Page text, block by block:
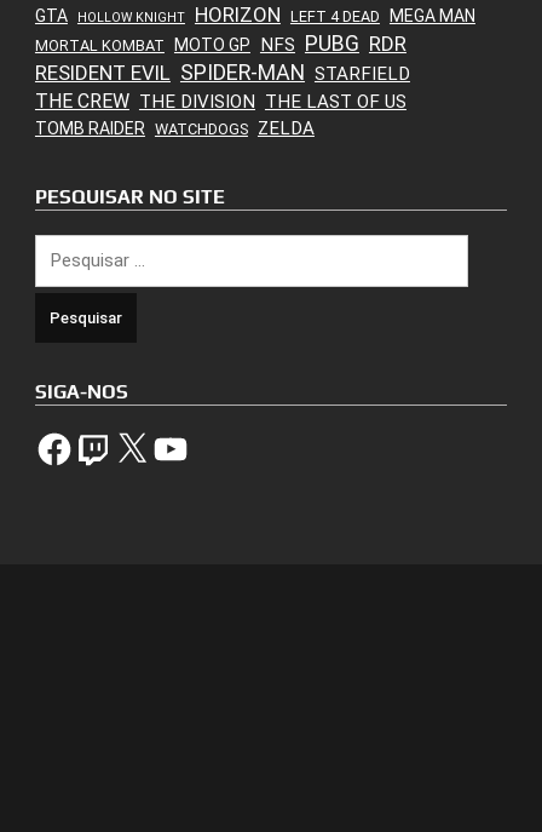
GTA HOLLOW KNIGHT HORIZON LEFT 4 DEAD MEGA MAN
MORTAL KOMBAT MOTO GP NFS PUBG RDR
RESIDENT EVIL SPIDER-MAN STARFIELD
THE CREW THE DIVISION THE LAST OF US
TOMB RAIDER WATCHDOGS ZELDA
PESQUISAR NO SITE
por:
SIGA-NOS
FacebookTwitch X YouTube